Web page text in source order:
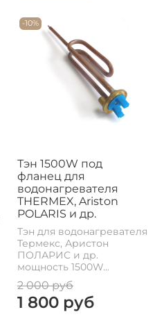
-10%
Тэн 1500W под
фланец для
водонагревателя
THERMEX, Ariston
POLARIS и др.
Тэн для водонагревателя
Термекс, Аристон
ПОЛАРИС и др.
мощность 1500W...
2 000 руб
1 800 руб